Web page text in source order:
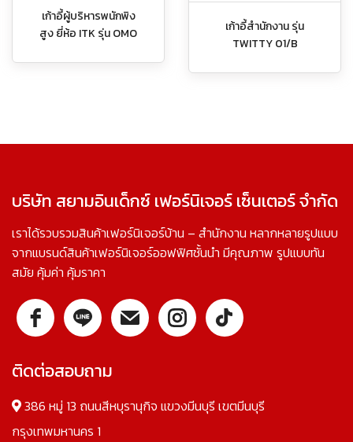
เก้าอี้ผู้บริหารพนักพิง
สูง ยี่ห้อ ITK รุ่น OMO
เก้าอี้สำนักงาน รุ่น
TWITTY 01/B
บริษัท สยามอินเด็กซ์ เฟอร์นิเจอร์ เซ็นเตอร์ จำกัด
เราได้รวบรวมสินค้าเฟอร์นิเจอร์บ้าน – สำนักงาน หลากหลายรูปแบบ
จากแบรนด์สินค้าเฟอร์นิเจอร์ออฟฟิศชั้นนำ มีคุณภาพ รูปแบบทัน
สมัย คุ้มค่า คุ้มราคา
ติดต่อสอบถาม
386 หมู่ 13 ถนนสีหบุรานุกิจ แขวงมีนบุรี เขตมีนบุรี
กรุงเทพมหานคร 1